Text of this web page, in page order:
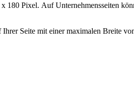
180 Pixel. Auf Unternehmensseiten
Seite mit einer maximalen Breite